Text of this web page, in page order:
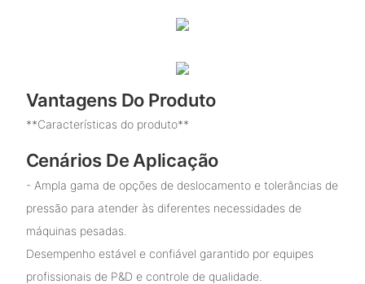
Vantagens Do Produto
**Características do produto**
Cenários De Aplicação
- Ampla gama de opções de deslocamento e tolerâncias de
pressão para atender às diferentes necessidades de
máquinas pesadas.
Desempenho estável e confiável garantido por equipes
profissionais de P&D e controle de qualidade.